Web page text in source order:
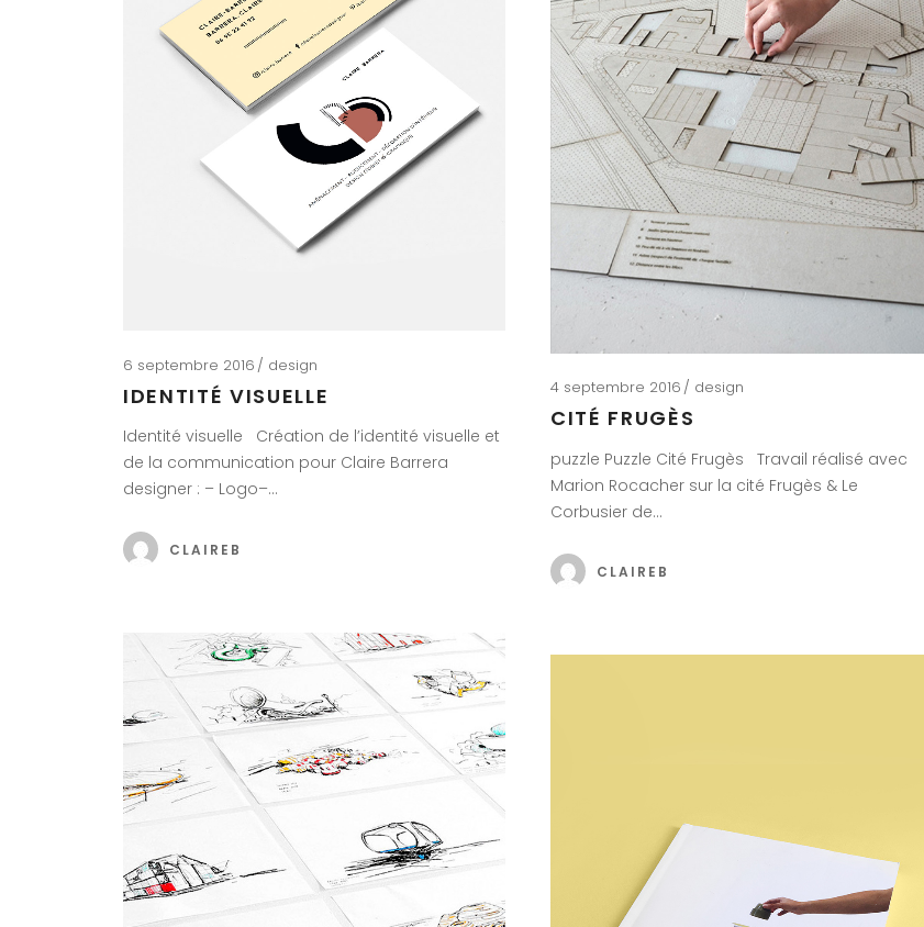
6 septembre 2016 design
IDENTITÉ VISUELLE
Identité visuelle Création de l’identité visuelle et
de la communication pour Claire Barrera
designer : – Logo–…
CLAIREB
4 septembre 2016 design
CITÉ FRUGÈS
puzzle Puzzle Cité Frugès Travail réalisé avec
Marion Rocacher sur la cité Frugès & Le
Corbusier de…
CLAIREB